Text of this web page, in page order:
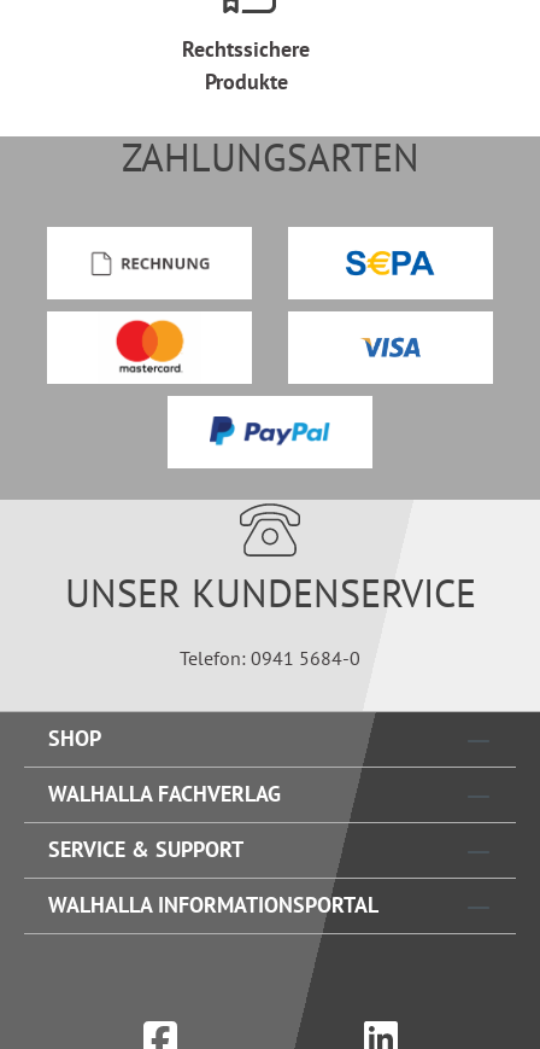
Rechtssichere
Produkte
ZAHLUNGSARTEN
UNSER KUNDENSERVICE
Telefon: 0941 5684-0
SHOP
WALHALLA FACHVERLAG
SERVICE & SUPPORT
WALHALLA INFORMATIONSPORTAL